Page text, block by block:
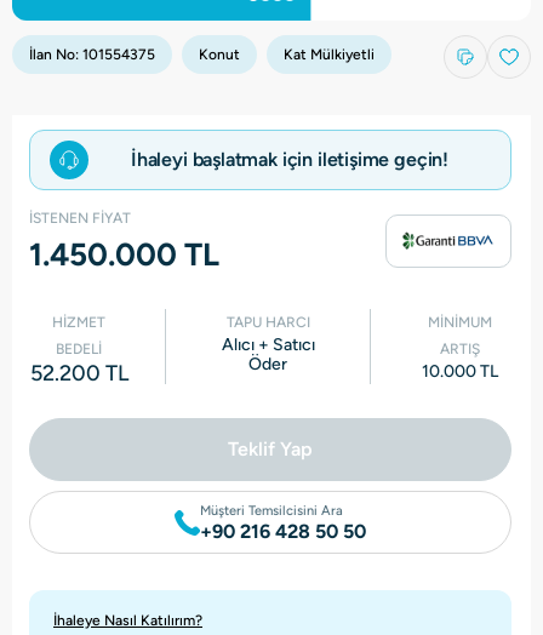
İlan No: 101554375 Konut Kat Mülkiyetli
İhaleyi başlatmak için iletişime geçin!
İSTENEN FİYAT
1.450.000 TL
HİZMET
BEDELİ
52.200 TL
TAPU HARCI
Alıcı + Satıcı
Öder
MİNİMUM
ARTIŞ
10.000 TL
Teklif Yap
Müşteri Temsilcisini Ara
+90 216 428 50 50
İhaleye Nasıl Katılırım?